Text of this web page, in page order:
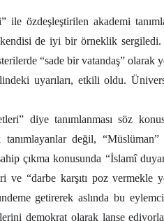
özdeşleştirilen akademi
de iyi bir örneklik
“sade bir vatandaş” olarak
uyarıları, etkili oldu.
diye tanımlanması söz
değil, “Müslüman”
çıkma konusunda “İslamî
“darbe karşıtı poz vermekle
getirerek aslında bu
demokrat olarak lanse